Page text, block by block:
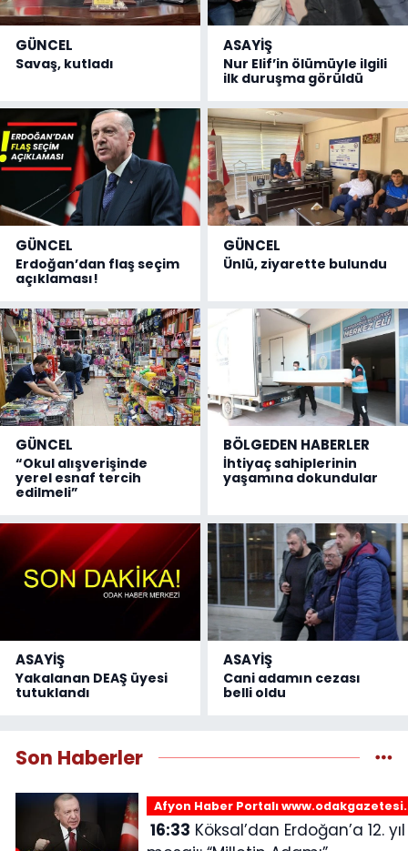
GÜNCEL
Savaş, kutladı
ASAYİŞ
Nur Elif’in ölümüyle ilgili
ilk duruşma görüldü
GÜNCEL
Erdoğan’dan flaş seçim
açıklaması!
GÜNCEL
Ünlü, ziyarette bulundu
GÜNCEL
“Okul alışverişinde
yerel esnaf tercih
edilmeli”
BÖLGEDEN HABERLER
İhtiyaç sahiplerinin
yaşamına dokundular
ASAYİŞ
Yakalanan DEAŞ üyesi
tutuklandı
ASAYİŞ
Cani adamın cezası
belli oldu
Son Haberler
Afyon Haber Portalı
16:33